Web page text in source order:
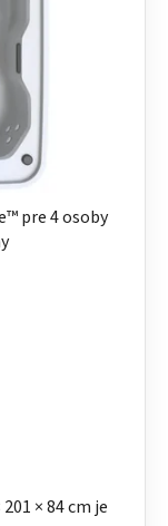
pre 4 osoby
× 84 cm je